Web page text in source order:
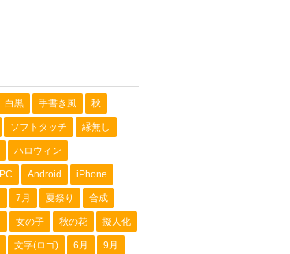
白黒 手書き風 秋
ソフトタッチ 縁無し
ハロウィン
PC Android iPhone
7月 夏祭り 合成
女の子 秋の花 擬人化
文字(ロゴ) 6月 9月